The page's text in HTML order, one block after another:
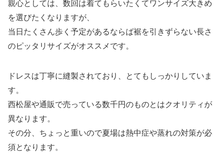
親心としては、数回は着てもらいたくてワンサイズ大きめ
を選びたくなりますが、
当日たくさん歩く予定があるならば裾を引きずらない長さ
のピッタリサイズがオススメです。
ドレスは丁寧に縫製されており、とてもしっかりしていま
す。
西松屋や通販で売っている数千円のものとはクオリティが
異なります。
その分、ちょっと重いので夏場は熱中症や蒸れの対策が必
須となります。